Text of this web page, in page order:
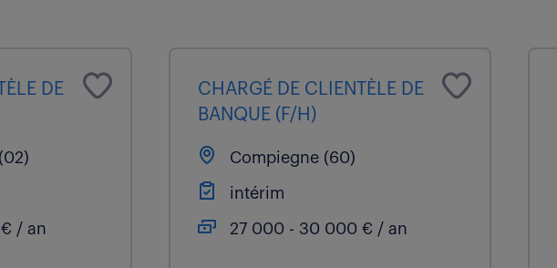
DE
/ an
CHARGÉ DE CLIENTÈLE DE
BANQUE (F/H)
Compiegne (60)
intérim
27 000 - 30 000 € / an